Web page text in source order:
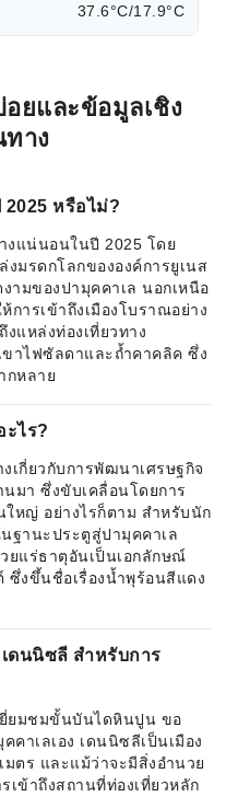
37.6°C/17.9°C
ยและข้อมูลเชิง
าง
2025 หรือไม่?
งแน่นอนในปี 2025 โดย
มรดกโลกขององค์การยูเนส
มของปามุคคาเล นอกเหนือ
การเข้าถึงเมืองโบราณอย่าง
แหล่งท่องเที่ยวทาง
ขาไฟซัลดาและถ้ำคาคลิค ซึ่ง
กหลาย
ะไร?
เกี่ยวกับการพัฒนาเศรษฐกิจ
มา ซึ่งขับเคลื่อนโดยการ
ใหญ่ อย่างไรก็ตาม สำหรับนัก
ฐานะประตูสู่ปามุคคาเล
ยแร่ธาตุอันเป็นเอกลักษณ์
ซึ่งขึ้นชื่อเรื่องน้ำพุร้อนสีแดง
ดนนิซลี สำหรับการ
ยมชมขั้นบันไดหินปูน ขอ
คาเลเอง เดนนิซลีเป็นเมือง
ตร และแม้ว่าจะมีสิ่งอำนวย
เข้าถึงสถานที่ท่องเที่ยวหลัก